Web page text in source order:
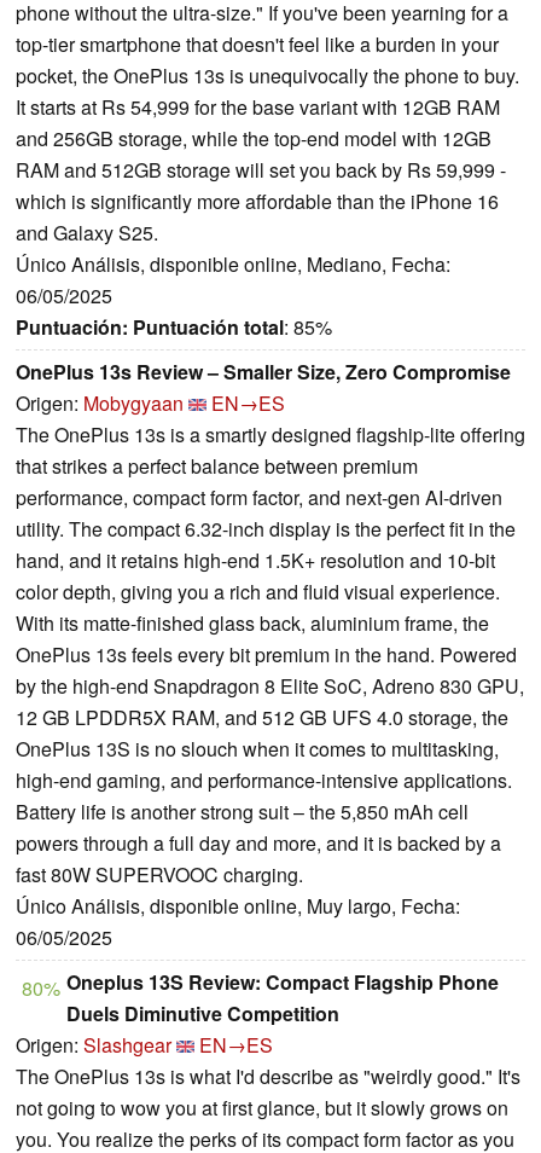
phone without the ultra-size." If you've been yearning for a
top-tier smartphone that doesn't feel like a burden in your
pocket, the OnePlus 13s is unequivocally the phone to buy.
It starts at Rs 54,999 for the base variant with 12GB RAM
and 256GB storage, while the top-end model with 12GB
RAM and 512GB storage will set you back by Rs 59,999 -
which is significantly more affordable than the iPhone 16
and Galaxy S25.
Único Análisis, disponible online, Mediano, Fecha:
06/05/2025
Puntuación: Puntuación total: 85%
OnePlus 13s Review – Smaller Size, Zero Compromise
Origen: Mobygyaan
EN→ES
The OnePlus 13s is a smartly designed flagship-lite offering
that strikes a perfect balance between premium
performance, compact form factor, and next-gen AI-driven
utility. The compact 6.32-inch display is the perfect fit in the
hand, and it retains high-end 1.5K+ resolution and 10-bit
color depth, giving you a rich and fluid visual experience.
With its matte-finished glass back, aluminium frame, the
OnePlus 13s feels every bit premium in the hand. Powered
by the high-end Snapdragon 8 Elite SoC, Adreno 830 GPU,
12 GB LPDDR5X RAM, and 512 GB UFS 4.0 storage, the
OnePlus 13S is no slouch when it comes to multitasking,
high-end gaming, and performance-intensive applications.
Battery life is another strong suit – the 5,850 mAh cell
powers through a full day and more, and it is backed by a
fast 80W SUPERVOOC charging.
Único Análisis, disponible online, Muy largo, Fecha:
06/05/2025
80% Oneplus 13S Review: Compact Flagship Phone
Duels Diminutive Competition
Origen: Slashgear
EN→ES
The OnePlus 13s is what I'd describe as "weirdly good." It's
not going to wow you at first glance, but it slowly grows on
you. You realize the perks of its compact form factor as you